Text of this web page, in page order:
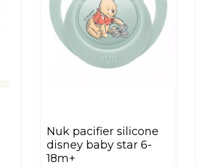
nuk pacifier silicone
disney baby star 6-
18m+